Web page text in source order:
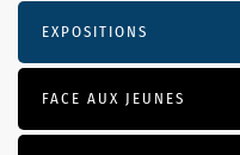
EXPOSITIONS
FACE AUX JEUNES